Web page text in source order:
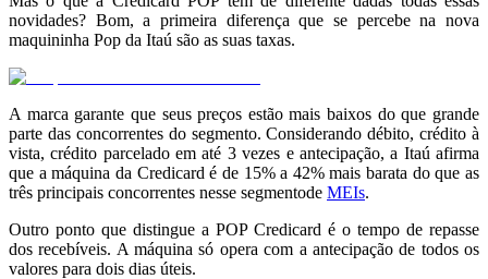
novidades? Bom, a primeira diferença que se percebe na nova
maquininha Pop da Itaú são as suas taxas.
A marca garante que seus preços estão mais baixos do que grande
parte das concorrentes do segmento. Considerando débito, crédito à
vista, crédito parcelado em até 3 vezes e antecipação, a Itaú afirma
que a máquina da Credicard é de 15% a 42% mais barata do que as
três principais concorrentes nesse segmentode MEIs.
Outro ponto que distingue a POP Credicard é o tempo de repasse
dos recebíveis. A máquina só opera com a antecipação de todos os
valores para dois dias úteis.